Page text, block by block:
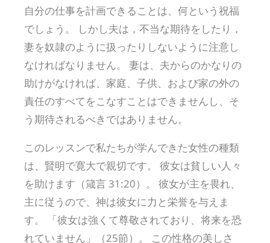
自分の仕事を計画できることは、何という祝福
でしょう。 しかし夫は，不当な期待をしたり，
妻を奴隷のように扱ったりしないように注意し
なければなりません。 妻は、夫からのかなりの
助けがなければ、家庭、子供、および家の外の
責任のすべてをこなすことはできませんし、そ
う期待されるべきではありません。
このレッスンで私たちが学んできた女性の種類
は、賢明で寛大で親切です。 彼女は貧しい人々
を助けます（箴言 31:20）。 彼女が主を畏れ、
主に従うので、神は彼女に力と栄誉を与えま
す。 「彼女は強くて尊敬されており、将来を恐
れていません」（25節）。 この性格の美しさ